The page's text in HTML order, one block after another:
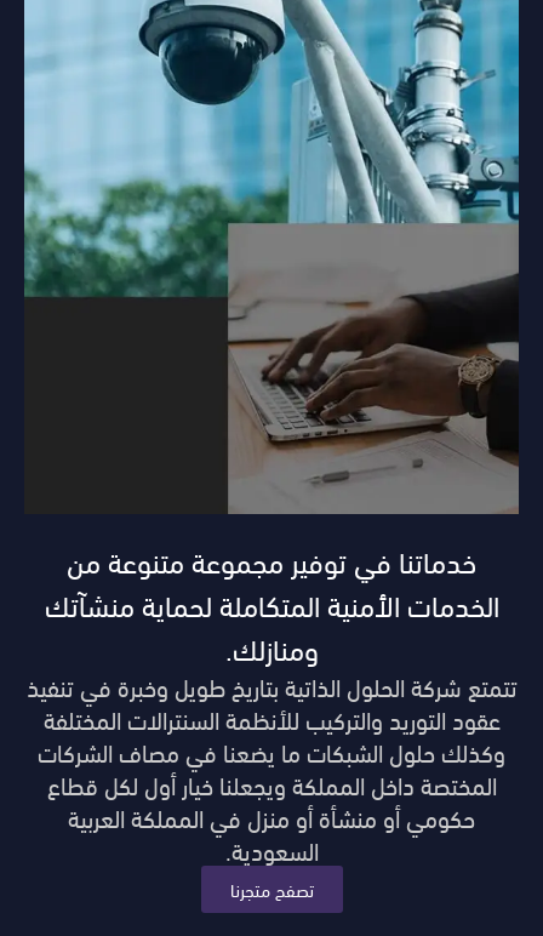
خدماتنا في توفير مجموعة متنوعة من
الخدمات الأمنية المتكاملة لحماية منشآتك
ومنازلك.
تتمتع شركة الحلول الذاتية بتاريخ طويل وخبرة في تنفيذ
عقود التوريد والتركيب للأنظمة السنترالات المختلفة
وكذلك حلول الشبكات ما يضعنا في مصاف الشركات
المختصة داخل المملكة ويجعلنا خيار أول لكل قطاع
حكومي أو منشأة أو منزل في المملكة العربية
السعودية.
تصفح متجرنا